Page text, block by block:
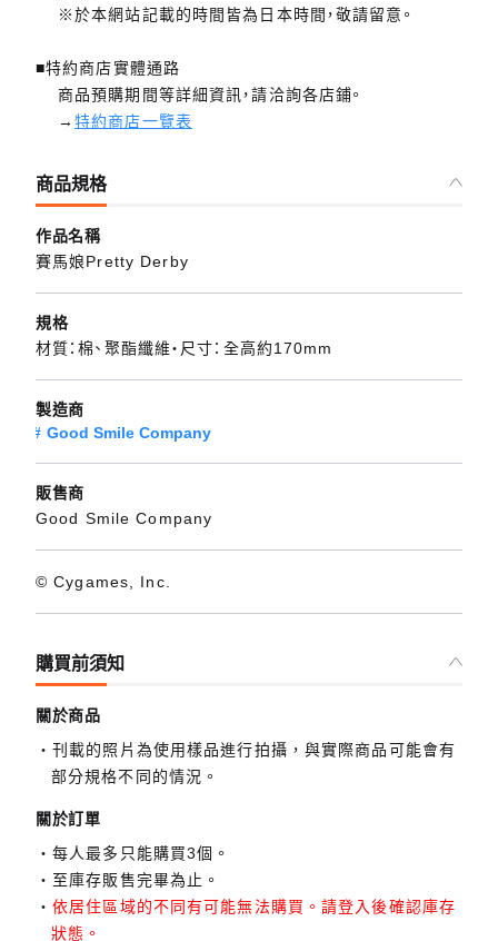
※於本網站記載的時間皆為日本時間，敬請留意。
■特約商店實體通路
商品預購期間等詳細資訊，請洽詢各店鋪。
→特約商店一覽表
商品規格
作品名稱
賽馬娘Pretty Derby
規格
材質：棉、聚酯纖維・尺寸：全高約170mm
製造商
Good Smile Company
販售商
Good Smile Company
© Cygames, Inc.
購買前須知
關於商品
刊載的照片為使用樣品進行拍攝，與實際商品可能會有
部分規格不同的情況。
關於訂單
每人最多只能購買3個。
至庫存販售完畢為止。
依居住區域的不同有可能無法購買。請登入後確認庫存
狀態。